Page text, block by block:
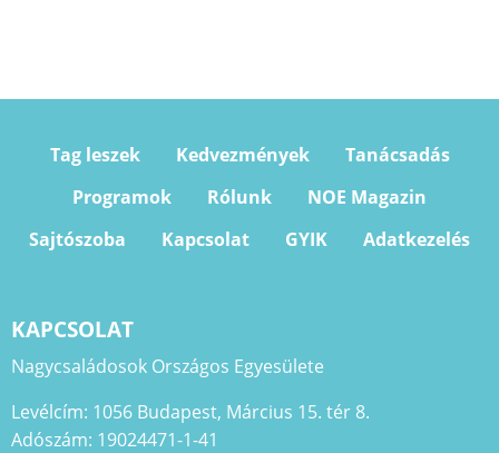
Tag leszek Kedvezmények
Tanácsadás
Programok
Rólunk
NOE Magazin
Sajtószoba
Kapcsolat GYIK Adatkezelés
KAPCSOLAT
Nagycsaládosok Országos Egyesülete
Levélcím: 1056 Budapest, Március 15. tér 8.
Adószám: 19024471-1-41